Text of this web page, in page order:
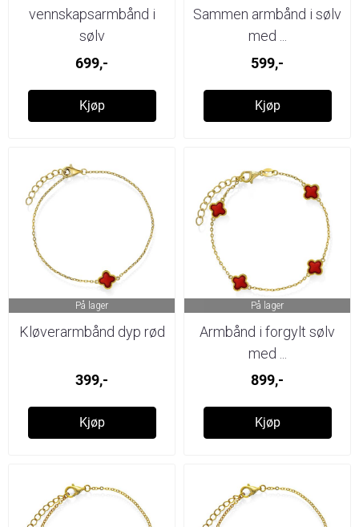
vennskapsarmbånd i
sølv
699,-
Kjøp
Sammen armbånd i sølv
med ...
599,-
Kjøp
På lager
Kløverarmbånd dyp rød
399,-
Kjøp
På lager
Armbånd i forgylt sølv
med ...
899,-
Kjøp